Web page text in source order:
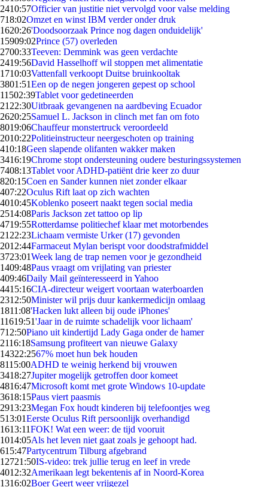
2410:57Officier van justitie niet vervolgd voor valse melding
718:02Omzet en winst IBM verder onder druk
1620:26'Doodsoorzaak Prince nog dagen onduidelijk'
15909:02Prince (57) overleden
2700:33Teeven: Demmink was geen verdachte
2419:56David Hasselhoff wil stoppen met alimentatie
1710:03Vattenfall verkoopt Duitse bruinkooltak
3801:51Een op de negen jongeren gepest op school
11502:39Tablet voor gedetineerden
21 22:30Uitbraak gevangenen na aardbeving Ecuador
2620:25Samuel L. Jackson in clinch met fan om foto
8019:06Chauffeur monstertruck veroordeeld
2010:22Politieinstructeur neergeschoten op training
410:18Geen slapende olifanten wakker maken
3416:19Chrome stopt ondersteuning oudere besturingssystemen
7408:13Tablet voor ADHD-patiënt drie keer zo duur
820:15Coen en Sander kunnen niet zonder elkaar
407:22Oculus Rift laat op zich wachten
4010:45Koblenko poseert naakt tegen social media
2514:08Paris Jackson zet tattoo op lip
4719:55Rotterdamse politiechef klaar met motorbendes
21 22:23Lichaam vermiste Urker (17) gevonden
2012:44Farmaceut Mylan berispt voor doodstrafmiddel
3723:01Week lang de trap nemen voor je gezondheid
1409:48Paus vraagt om vrijlating van priester
409:46Daily Mail geïnteresseerd in Yahoo
4415:16CIA-directeur weigert voortaan waterboarden
2312:50Minister wil prijs duur kankermedicijn omlaag
1811:08'Hacken lukt alleen bij oude iPhones'
11619:51'Jaar in de ruimte schadelijk voor lichaam'
712:50Piano uit kindertijd Lady Gaga onder de hamer
2116:18Samsung profiteert van nieuwe Galaxy
14322:2567% moet hun bek houden
8115:00ADHD te weinig herkend bij vrouwen
3418:27Jupiter mogelijk getroffen door komeet
4816:47Microsoft komt met grote Windows 10-update
3618:15Paus viert paasmis
2913:23Megan Fox houdt kinderen bij telefoontjes weg
513:01Eerste Oculus Rift persoonlijk overhandigd
1613:11FOK! Wat een weer: de tijd vooruit
1014:05Als het leven niet gaat zoals je gehoopt had.
615:47Partycentrum Tilburg afgebrand
12721:50IS-video: trek jullie terug en leef in vrede
4012:32Amerikaan legt bekentenis af in Noord-Korea
1316:02Boer Geert weer vrijgezel